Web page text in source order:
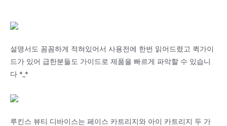
설명서도 꼼꼼하게 적혀있어서 사용전에 한번 읽어드렸고 퀵가이
드가 있어 급한분들도 가이드로 제품을 빠르게 파악할 수 있습니
다 *_*
루킨스 뷰티 디바이스는 페이스 카트리지와 아이 카트리지 두 가